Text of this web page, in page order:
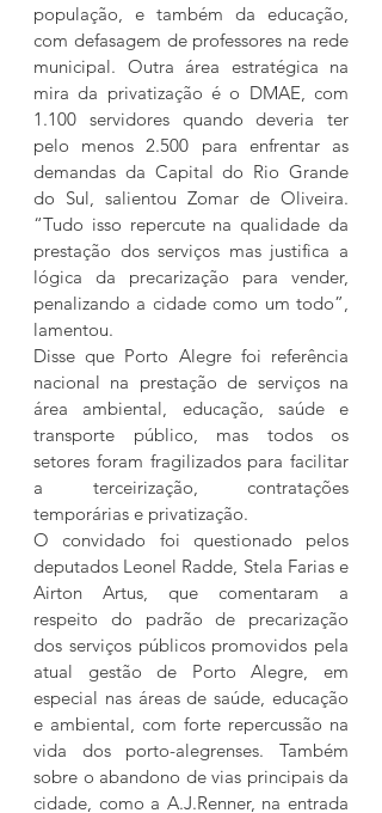
população, e também da educação,
com defasagem de professores na rede
municipal. Outra área estratégica na
mira da privatização é o DMAE, com
1.100 servidores quando deveria ter
pelo menos 2.500 para enfrentar as
demandas da Capital do Rio Grande
do Sul, salientou Zomar de Oliveira.
“Tudo isso repercute na qualidade da
prestação dos serviços mas justifica a
lógica da precarização para vender,
penalizando a cidade como um todo”,
lamentou.
Disse que Porto Alegre foi referência
nacional na prestação de serviços na
área ambiental, educação, saúde e
transporte público, mas todos os
setores foram fragilizados para facilitar
a terceirização, contratações
temporárias e privatização.
O convidado foi questionado pelos
deputados Leonel Radde, Stela Farias e
Airton Artus, que comentaram a
respeito do padrão de precarização
dos serviços públicos promovidos pela
atual gestão de Porto Alegre, em
especial nas áreas de saúde, educação
e ambiental, com forte repercussão na
vida dos porto-alegrenses. Também
sobre o abandono de vias principais da
cidade, como a A.J.Renner, na entrada